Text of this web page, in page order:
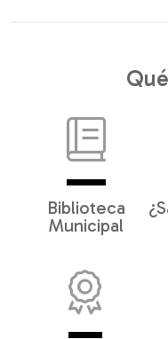
Biblioteca
Municipal